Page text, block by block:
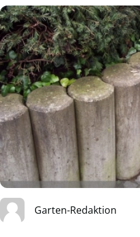
Garten-Redaktion